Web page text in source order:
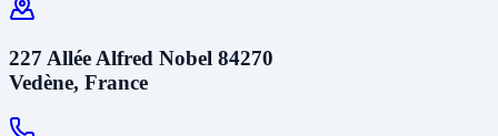
227 Allée Alfred Nobel 84270
Vedène, France